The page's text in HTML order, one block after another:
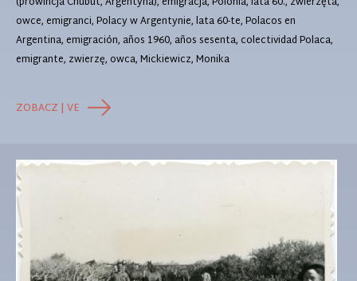
owce, emigranci, Polacy w Argentynie, lata 60-te, Polacos en
Argentina, emigración, años 1960, años sesenta, colectividad Polaca,
emigrante, zwierzę, owca, Mickiewicz, Monika
ZOBACZ | VE